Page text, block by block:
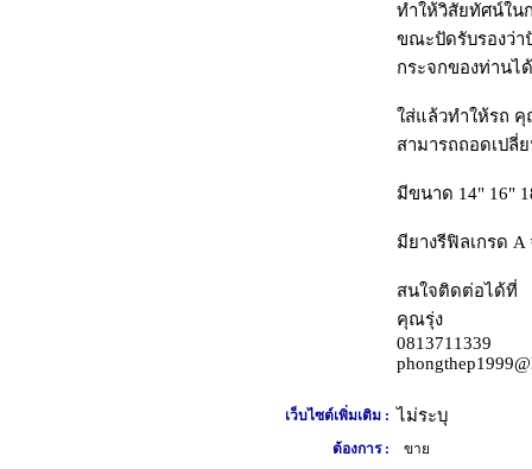
ทำให้วิสัยทัศน์ใ
ขณะปัดรับรองว่า
กระจกของท่านไ
ใส่แล้วทำให้รถ
สามารถถอดเปลี่
มีขนาด 14" 16"
มียางรีฟิลเกรด A
สนใจติดต่อได้ที่
คุณรุ่ง
0813711339
เว็บไซต์เพิ่มเติม : ไม่ระบุ
ต้องการ :
ขาย